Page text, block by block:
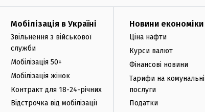
Мобілізація в Україні
Звільнення з військової
служби
Мобілізація 50+
Мобілізація жінок
Контракт для 18-24-річних
Відстрочка від мобілізації
Новини економіки
Ціна нафти
Курси валют
Фінансові новини
Тарифи на комунальні
послуги
Податки